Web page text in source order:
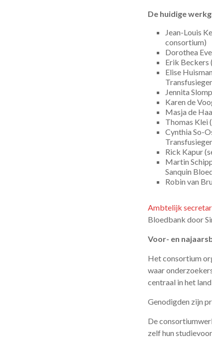
De huidige
Jean-Louis
consortium)
Dorothea
Erik
Elise
Jennita
Karen de
Masja de
Thomas Klei
Cynthia So-
Rick Kapur
Martin
Sanquin
Robin van
Ambtelijk
Bloedbank door
Voor- en
Het consortium
waar
centraal in het
Genodigden zijn
De
zelf hun